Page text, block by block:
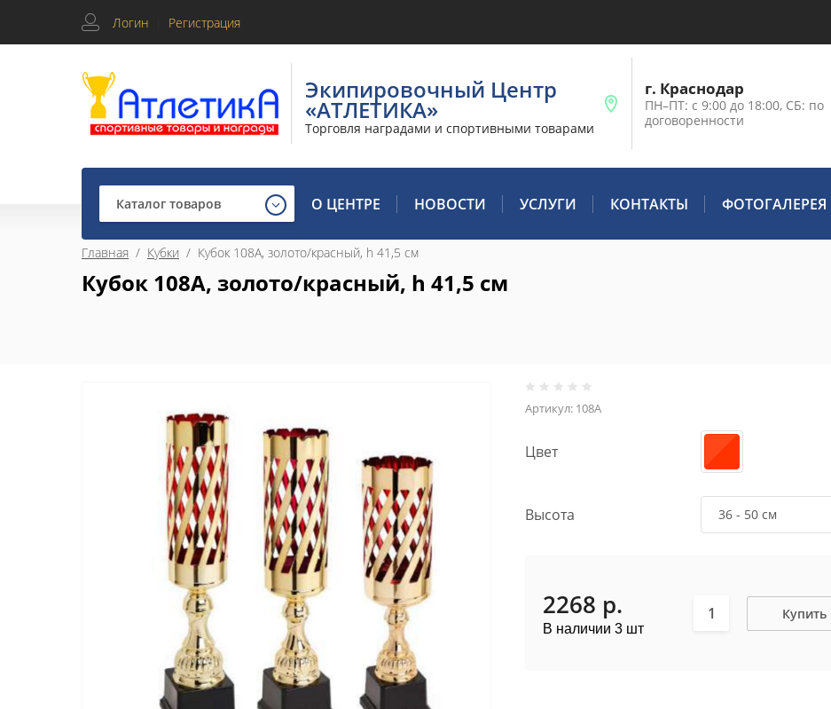
Логин Регистрация
Экипировочный Центр
«АТЛЕТИКА»
Торговля наградами и спортивными товарами
г. Краснодар
ПН–ПТ: с 9:00 до 18:00, СБ: по
договоренности
Каталог товаров О ЦЕНТРЕ НОВОСТИ УСЛУГИ КОНТАКТЫ ФОТОГАЛЕРЕЯ
Главная
  /
Кубки
  /  Кубок 108A, золото/красный, h 41,5 см
Кубок 108A, золото/красный, h 41,5 см
Артикул: 108A
Цвет
Высота 36 - 50 см
2268 р.
В наличии 3 шт